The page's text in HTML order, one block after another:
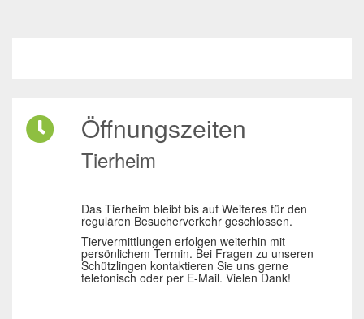
Öffnungszeiten
Tierheim
Das Tierheim bleibt bis auf Weiteres für den
regulären Besucherverkehr geschlossen.
Tiervermittlungen erfolgen weiterhin mit
persönlichem Termin. Bei Fragen zu unseren
Schützlingen kontaktieren Sie uns gerne
telefonisch oder per E-Mail. Vielen Dank!